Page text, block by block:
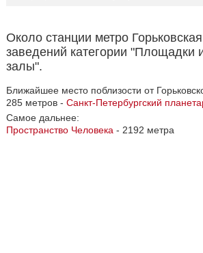
Около станции метро
заведений категории "Площадки
залы".
Ближайшее место поблизости от
285 метров - Санкт-Петербургский
Самое дальнее:
Пространство Человека - 2192 метра